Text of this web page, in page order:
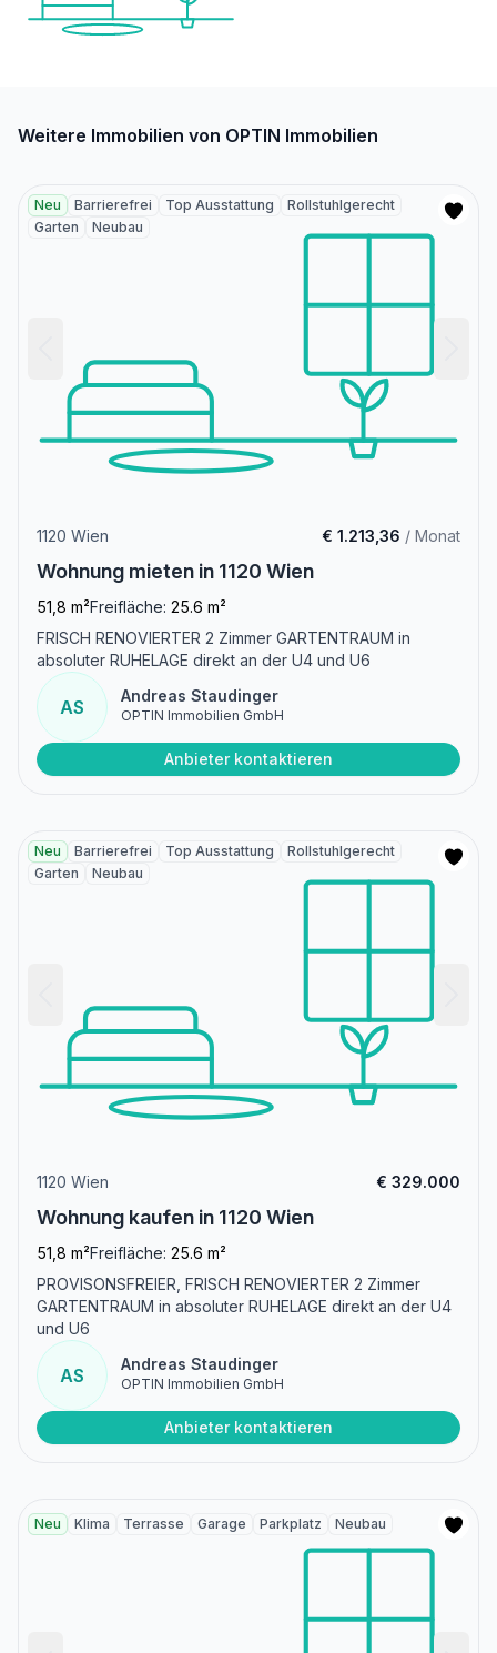
Weitere Immobilien von OPTIN Immobilien
Neu Barrierefrei Top Ausstattung
Rollstuhlgerecht
Garten
Neubau
1120 Wien € 1.213,36 / Monat
Wohnung mieten in 1120 Wien
51,8 m²Freifläche: 25.6 m²
FRISCH RENOVIERTER 2 Zimmer GARTENTRAUM in
absoluter RUHELAGE direkt an der U4 und U6
AS
Andreas Staudinger
OPTIN Immobilien GmbH
Anbieter kontaktieren
Neu Barrierefrei Top Ausstattung
Rollstuhlgerecht
Garten
Neubau
1120 Wien € 329.000
Wohnung kaufen in 1120 Wien
51,8 m²Freifläche: 25.6 m²
PROVISONSFREIER, FRISCH RENOVIERTER 2 Zimmer
GARTENTRAUM in absoluter RUHELAGE direkt an der U4
und U6
AS
Andreas Staudinger
OPTIN Immobilien GmbH
Anbieter kontaktieren
Neu Klima Terrasse Garage Parkplatz Neubau